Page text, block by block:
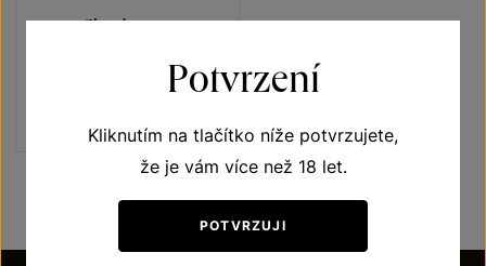
Chardonnay
výběr z hroznů 2021
220 Kč
Potvrzení
Kliknutím na tlačítko níže potvrzujete,
že je vám více než 18 let.
POTVRZUJI